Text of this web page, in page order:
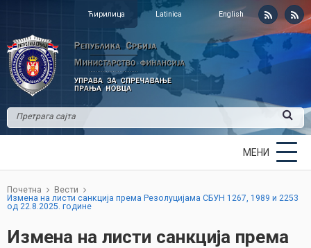
Ћирилица Latinica English
МЕНИ
Почетна
Вести
Измена на листи санкција према Резолуцијама СБУН 1267, 1989 и 2253
од 22.8.2025. године
Измена на листи санкција према